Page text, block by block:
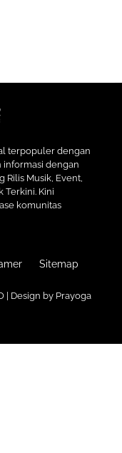
terpopuler dengan
informasi dengan
Rilis Musik, Event,
Terkini. Kini
komunitas
| Design by Prayoga
Sitemap